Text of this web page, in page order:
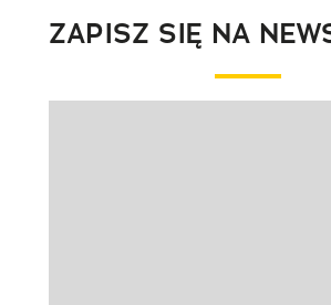
ZAPISZ SIĘ NA